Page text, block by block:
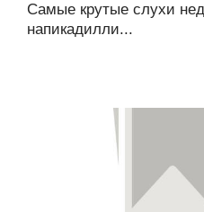
Самые крутые слухи
напикадилли...